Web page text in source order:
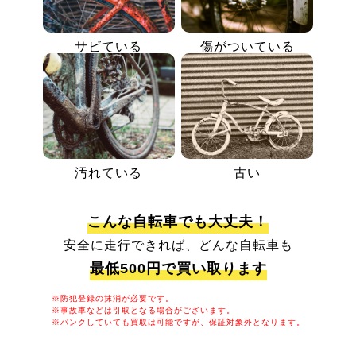
サビている 傷がついている
汚れている 古い
こんな自転車でも大丈夫！
安全に走行できれば、どんな自転車も
最低500円で買い取ります
※防犯登録の抹消が必要です。
※事故車などは引取となる場合がございます。
※パンクしていても買取は可能ですが、保証対象外となります。